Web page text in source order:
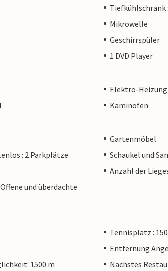
Tiefkühlschrank
Mikrowelle
Geschirrspüler
1 DVD Player
Elektro-Heizung
Kaminofen
Gartenmöbel
: 2 Parkplätze
Schaukel und
Anzahl der
und überdachte
Tennisplatz :
Entfernung
1500 m
Nächstes